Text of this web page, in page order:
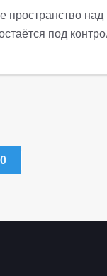
пространство
под